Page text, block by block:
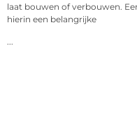
laat bouwen of verbouwen.
hierin een belangrijke
...